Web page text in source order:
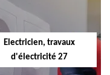
Electricien, travaux
d'électricité 27